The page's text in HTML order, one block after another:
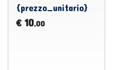
{prezzo_unitario}
€ 10,00